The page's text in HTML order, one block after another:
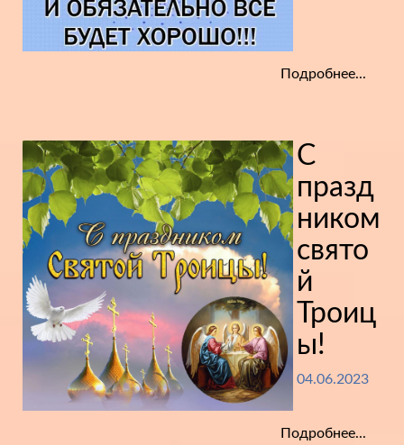
Подробнее...
С
празд
ником
свято
й
Троиц
ы!
04.06.2023
Подробнее...